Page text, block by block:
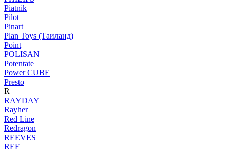
Piatnik
Pilot
Pinart
Plan Toys (Таиланд)
Point
POLISAN
Potentate
Power CUBE
Presto
R
RAYDAY
Rayher
Red Line
Redragon
REEVES
REF